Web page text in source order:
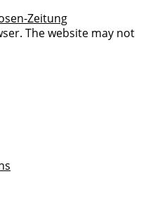
Zeitung
The website may not